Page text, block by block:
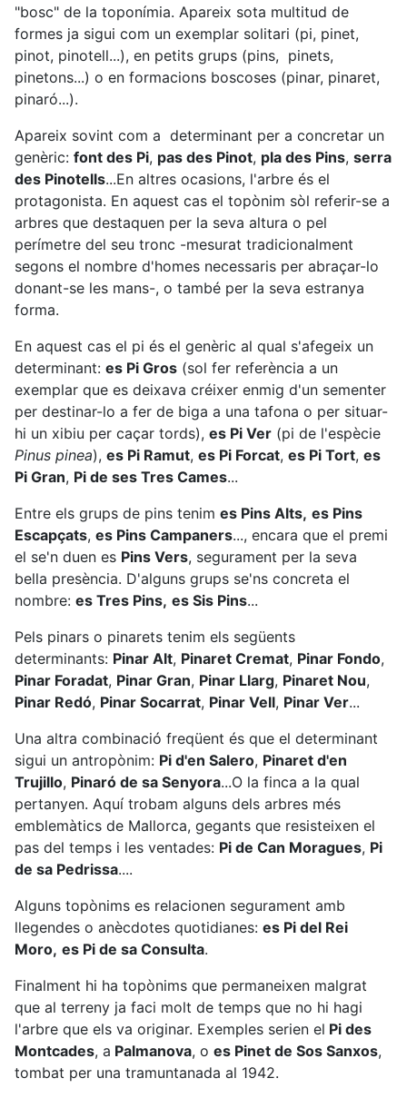
"bosc" de la toponímia. Apareix sota multitud de
formes ja sigui com un exemplar solitari (pi, pinet,
pinot, pinotell...), en petits grups (pins, pinets,
pinetons...) o en formacions boscoses (pinar, pinaret,
pinaró...).
Apareix sovint com a determinant per a concretar un
genèric: font des Pi, pas des Pinot, pla des Pins, serra
des Pinotells...En altres ocasions, l'arbre és el
protagonista. En aquest cas el topònim sòl referir-se a
arbres que destaquen per la seva altura o pel
perímetre del seu tronc -mesurat tradicionalment
segons el nombre d'homes necessaris per abraçar-lo
donant-se les mans-, o també per la seva estranya
forma.
En aquest cas el pi és el genèric al qual s'afegeix un
determinant: es Pi Gros (sol fer referència a un
exemplar que es deixava créixer enmig d'un sementer
per destinar-lo a fer de biga a una tafona o per situar-
hi un xibiu per caçar tords), es Pi Ver (pi de l'espècie
Pinus pinea), es Pi Ramut, es Pi Forcat, es Pi Tort, es
Pi Gran, Pi de ses Tres Cames...
Entre els grups de pins tenim es Pins Alts, es Pins
Escapçats, es Pins Campaners..., encara que el premi
el se'n duen es Pins Vers, segurament per la seva
bella presència. D'alguns grups se'ns concreta el
nombre: es Tres Pins, es Sis Pins...
Pels pinars o pinarets tenim els següents
determinants: Pinar Alt, Pinaret Cremat, Pinar Fondo,
Pinar Foradat, Pinar Gran, Pinar Llarg, Pinaret Nou,
Pinar Redó, Pinar Socarrat, Pinar Vell, Pinar Ver...
Una altra combinació freqüent és que el determinant
sigui un antropònim: Pi d'en Salero, Pinaret d'en
Trujillo, Pinaró de sa Senyora...O la finca a la qual
pertanyen. Aquí trobam alguns dels arbres més
emblemàtics de Mallorca, gegants que resisteixen el
pas del temps i les ventades: Pi de Can Moragues, Pi
de sa Pedrissa....
Alguns topònims es relacionen segurament amb
llegendes o anècdotes quotidianes: es Pi del Rei
Moro, es Pi de sa Consulta.
Finalment hi ha topònims que permaneixen malgrat
que al terreny ja faci molt de temps que no hi hagi
l'arbre que els va originar. Exemples serien el Pi des
Montcades, a Palmanova, o es Pinet de Sos Sanxos,
tombat per una tramuntanada al 1942.